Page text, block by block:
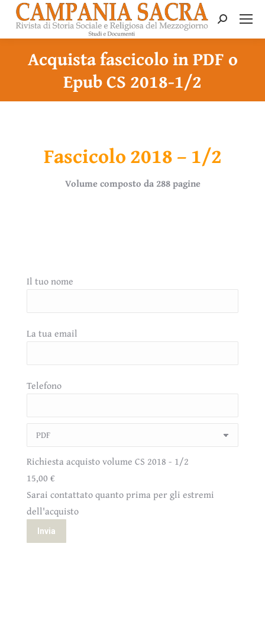
Search:
Acquista fascicolo in PDF o
Epub CS 2018-1/2
Fascicolo 2018 – 1/2
Volume composto da 288 pagine
Il tuo nome
La tua email
Telefono
Richiesta acquisto volume CS 2018 - 1/2
15,00 €
Sarai contattato quanto prima per gli estremi
dell'acquisto